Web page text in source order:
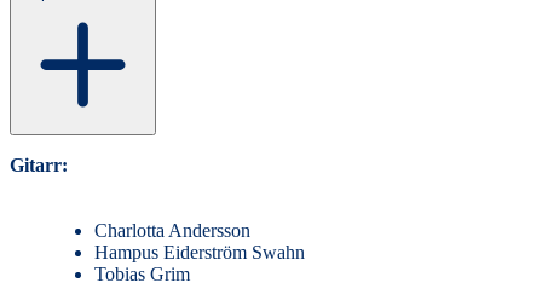
Gitarr:
Charlotta Andersson
Hampus Eiderström Swahn
Tobias Grim